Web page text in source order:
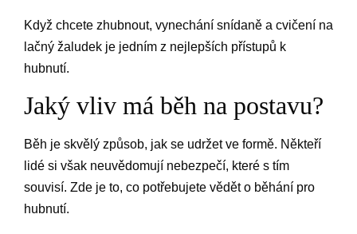
Když chcete zhubnout, vynechání snídaně a cvičení na
lačný žaludek je jedním z nejlepších přístupů k
hubnutí.
Jaký vliv má běh na postavu?
Běh je skvělý způsob, jak se udržet ve formě. Někteří
lidé si však neuvědomují nebezpečí, které s tím
souvisí. Zde je to, co potřebujete vědět o běhání pro
hubnutí.